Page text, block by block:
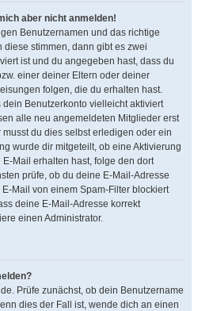
aber nicht anmelden!
Benutzernamen und das richtige
diese stimmen, dann gibt es zwei
ist und du angegeben hast, dass du
einer deiner Eltern oder deiner
folgen, die du erhalten hast.
Benutzerkonto vielleicht aktiviert
alle neu angemeldeten Mitglieder erst
du dies selbst erledigen oder ein
wurde dir mitgeteilt, ob eine Aktivierung
Mail erhalten hast, folge den dort
prüfe, ob du deine E-Mail-Adresse
Mail von einem Spam-Filter blockiert
deine E-Mail-Adresse korrekt
einen Administrator.
Prüfe zunächst, ob dein Benutzername
dies der Fall ist, wende dich an einen